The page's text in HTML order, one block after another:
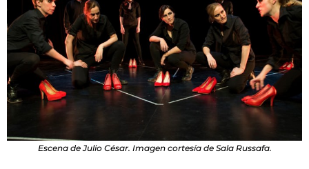
Escena de Julio César. Imagen cortesía de Sala Russafa.